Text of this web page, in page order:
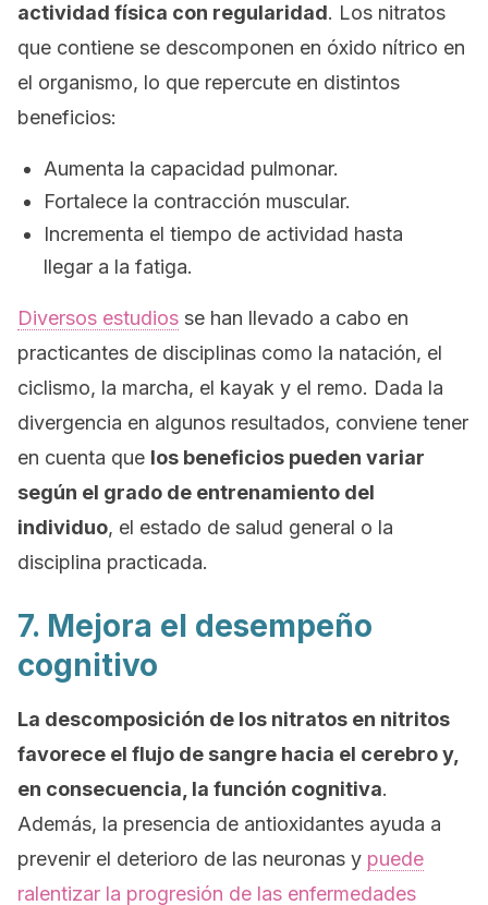
actividad física con regularidad. Los nitratos
que contiene se descomponen en óxido nítrico en
el organismo, lo que repercute en distintos
beneficios:
Aumenta la capacidad pulmonar.
Fortalece la contracción muscular.
Incrementa el tiempo de actividad hasta
llegar a la fatiga.
Diversos estudios se han llevado a cabo en
practicantes de disciplinas como la natación, el
ciclismo, la marcha, el kayak y el remo. Dada la
divergencia en algunos resultados, conviene tener
en cuenta que los beneficios pueden variar
según el grado de entrenamiento del
individuo, el estado de salud general o la
disciplina practicada.
7. Mejora el desempeño
cognitivo
La descomposición de los nitratos en nitritos
favorece el flujo de sangre hacia el cerebro y,
en consecuencia, la función cognitiva.
Además, la presencia de antioxidantes ayuda a
prevenir el deterioro de las neuronas y puede
ralentizar la progresión de las enfermedades